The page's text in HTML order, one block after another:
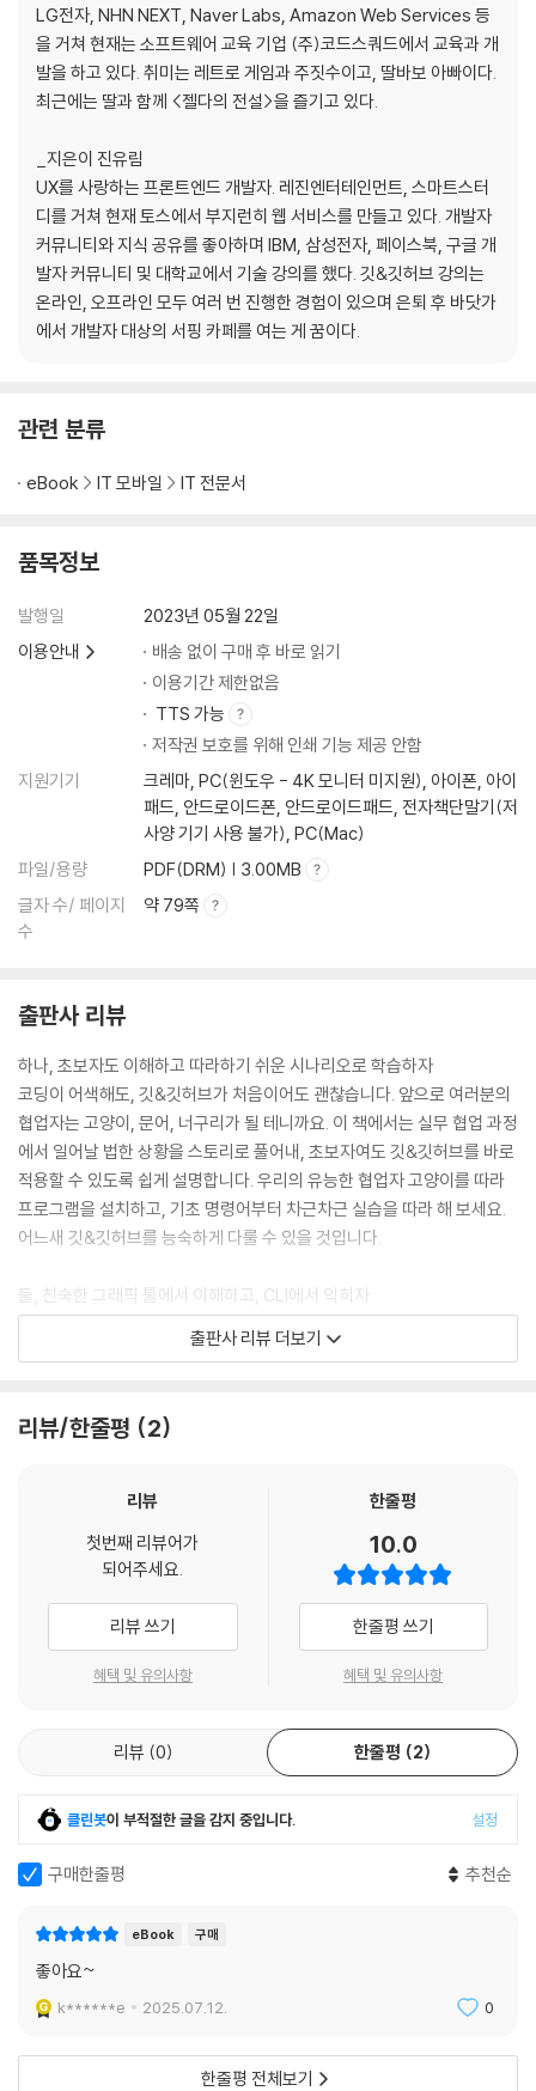
__02. add를 이용한 스테이징 작업
__03. 히스토리에서 파일 삭제하기
__04. 알아 두면 유용한 기타 팁
LG전자, NHN NEXT, Naver Labs, Amazon Web Services 등
을 거쳐 현재는 소프트웨어 교육 기업 (주)코드스쿼드에서 교육과 개
발을 하고 있다. 취미는 레트로 게임과 주짓수이고, 딸바보 아빠이다.
최근에는 딸과 함께 <젤다의 전설>을 즐기고 있다.
_지은이 진유림
UX를 사랑하는 프론트엔드 개발자. 레진엔터테인먼트, 스마트스터
디를 거쳐 현재 토스에서 부지런히 웹 서비스를 만들고 있다. 개발자
커뮤니티와 지식 공유를 좋아하며 IBM, 삼성전자, 페이스북, 구글 개
발자 커뮤니티 및 대학교에서 기술 강의를 했다. 깃&깃허브 강의는
온라인, 오프라인 모두 여러 번 진행한 경험이 있으며 은퇴 후 바닷가
에서 개발자 대상의 서핑 카페를 여는 게 꿈이다.
관련 분류
eBook IT 모바일 IT 전문서
품목정보
발행일
2023년 05월 22일
이용안내
배송 없이 구매 후 바로 읽기
이용기간 제한없음
TTS 가능
저작권 보호를 위해 인쇄 기능 제공 안함
지원기기
크레마, PC(윈도우 - 4K 모니터 미지원), 아이폰, 아이
패드, 안드로이드폰, 안드로이드패드, 전자책단말기(저
사양 기기 사용 불가), PC(Mac)
파일/용량
PDF(DRM) | 3.00MB
글자 수/ 페이지
수
약 79쪽
출판사 리뷰
하나, 초보자도 이해하고 따라하기 쉬운 시나리오로 학습하자
코딩이 어색해도, 깃&깃허브가 처음이어도 괜찮습니다. 앞으로 여러분의
협업자는 고양이, 문어, 너구리가 될 테니까요. 이 책에서는 실무 협업 과정
에서 일어날 법한 상황을 스토리로 풀어내, 초보자여도 깃&깃허브를 바로
적용할 수 있도록 쉽게 설명합니다. 우리의 유능한 협업자 고양이를 따라
프로그램을 설치하고, 기초 명령어부터 차근차근 실습을 따라 해 보세요.
어느새 깃&깃허브를 능숙하게 다룰 수 있을 것입니다.
둘, 친숙한 그래픽 툴에서 이해하고, CLI에서 익히자
[PART 1]에서는 깃을 다룰 수 있는 그래픽 툴인 ‘소스트리’에서 명령어를
직관적으로 배웁니다. 그래픽 툴에서는 소스 코드가 필요 없습니다. 검은
있으므로 명령어 기능을 쉽게 이해하고 따라 실습할 수 있습니다. 명령어
내용을 CLI 기반 ‘Git Bash’에 소스 코드로 직접 입력하고 결과를 출력하
셋, 동작 원리를 소스 코드로 직접 파헤쳐 보자
빠르게 필요한 명령어 기능을 익히는 것도 좋지만, 동작 원리를 알아야 문
제 상황도 능숙하게 해결하는 진정한 깃&깃허브 사용자가 될 수 있습니다.
CLI에서 명령어를 입력하고, 소스 코드의 버전을 관리하는 방법이 익숙해
초 명령어의 기능을 직접 소스 코드로 구현해 보며 깃의 동작 원리를 이해
할 수 있습니다.
출판사 리뷰 더보기
리뷰/한줄평 2
리뷰
첫번째 리뷰어가
되어주세요.
리뷰 쓰기
혜택 및 유의사항
한줄평
10.0
한줄평 쓰기
혜택 및 유의사항
리뷰 0 한줄평 2
클린봇이 부적절한 글을 감지 중입니다. 설정
구매한줄평 추천순
eBook 구매
좋아요~
k******e 2025.07.12. 0
한줄평 전체보기